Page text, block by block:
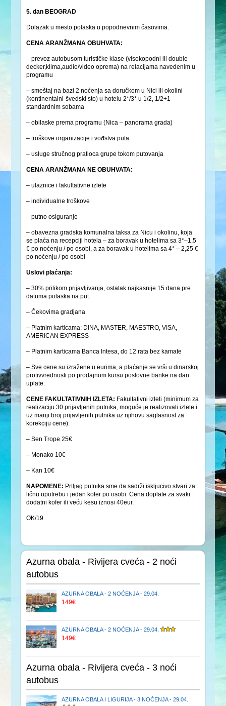
5. dan BEOGRAD
Dolazak u mesto polaska u popodnevnim časovima.
CENA ARANŽMANA OBUHVATA:
– prevoz autobusom turističke klase (visokopodni ili double
decker,klima,audio/video oprema) na relacijama navedenim u
programu
– smeštaj na bazi 2 noćenja sa doručkom u Nici ili okolini
(kontinentalni-švedski sto) u hotelu 2*/3* u 1/2, 1/2+1
standardnim sobama
– obilaske prema programu (Nica – panorama grada)
– troškove organizacije i vođstva puta
– usluge stručnog pratioca grupe tokom putovanja
CENA ARANŽMANA NE OBUHVATA:
– ulaznice i fakultativne izlete
– individualne troškove
– putno osiguranje
– obavezna gradska komunalna taksa za Nicu i okolinu, koja
se plaća na recepciji hotela – za boravak u hotelima sa 3*–1,5
€ po noćenju / po osobi, a za boravak u hotelima sa 4* – 2,25 €
po noćenju / po osobi
Uslovi plaćanja:
– 30% prilikom prijavljivanja, ostatak najkasnije 15 dana pre
datuma polaska na put.
– Čekovima gradjana
– Platnim karticama: DINA, MASTER, MAESTRO, VISA,
AMERICAN EXPRESS
– Platnim karticama Banca Intesa, do 12 rata bez kamate
– Sve cene su izražene u eurima, a plaćanje se vrši u dinarskoj
protivvrednosti po prodajnom kursu poslovne banke na dan
uplate.
CENE FAKULTATIVNIH IZLETA: Fakultativni izleti (minimum za
realizaciju 30 prijavljenih putnika, moguće je realizovati izlete i
uz manji broj prijavljenih putnika uz njihovu saglasnost za
korekciju cene):
– Sen Trope 25€
– Monako 10€
– Kan 10€
NAPOMENE: Prtljag putnika sme da sadrži iskljucivo stvari za
ličnu upotrebu i jedan kofer po osobi. Cena doplate za svaki
dodatni kofer ili veću kesu iznosi 40eur.
OK/19
Azurna obala - Rivijera cveća - 2 noći
autobus
AZURNA OBALA - 2 NOĆENJA - 29.04.
149€
AZURNA OBALA - 2 NOĆENJA - 29.04.
149€
Azurna obala - Rivijera cveća - 3 noći
autobus
AZURNA OBALA I LIGURIJA - 3 NOĆENJA - 29.04.